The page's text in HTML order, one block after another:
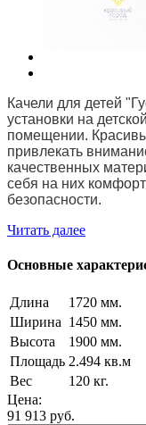
Качели для детей
установки на
помещении.
привлекать
качественных
себя на них
безопасности.
Читать далее
Основные
Длина
1720 мм.
Ширина 1450 мм.
Высота
1900 мм.
Площадь 2.494 кв.м
Вес
120 кг.
Цена:
91 913 руб.